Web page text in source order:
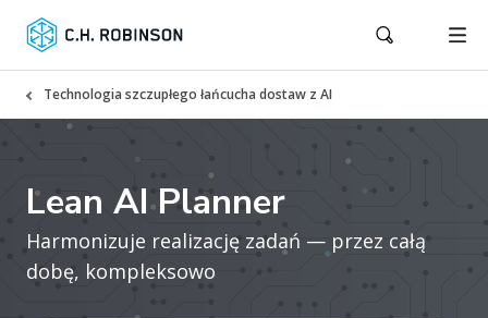
Technologia szczupłego łańcucha dostaw z AI
Lean AI Planner
Harmonizuje realizację zadań — przez całą
dobę, kompleksowo